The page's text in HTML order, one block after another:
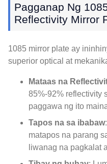
Pagganap Ng
Reflectivity Mirror
1085 mirror plate ay
superior optical at
Mataas na
85%-92% reflectivity
paggawa ng ito
Tapos na sa ibabaw
matapos na parang
liwanag na pagkalat